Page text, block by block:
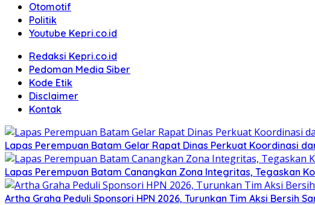
Otomotif
Politik
Youtube Kepri.co.id
Redaksi Kepri.co.id
Pedoman Media Siber
Kode Etik
Disclaimer
Kontak
Lapas Perempuan Batam Gelar Rapat Dinas Perkuat Koordinasi
Lapas Perempuan Batam Canangkan Zona Integritas, Tegaskan
Artha Graha Peduli Sponsori HPN 2026, Turunkan Tim Aksi Bersih